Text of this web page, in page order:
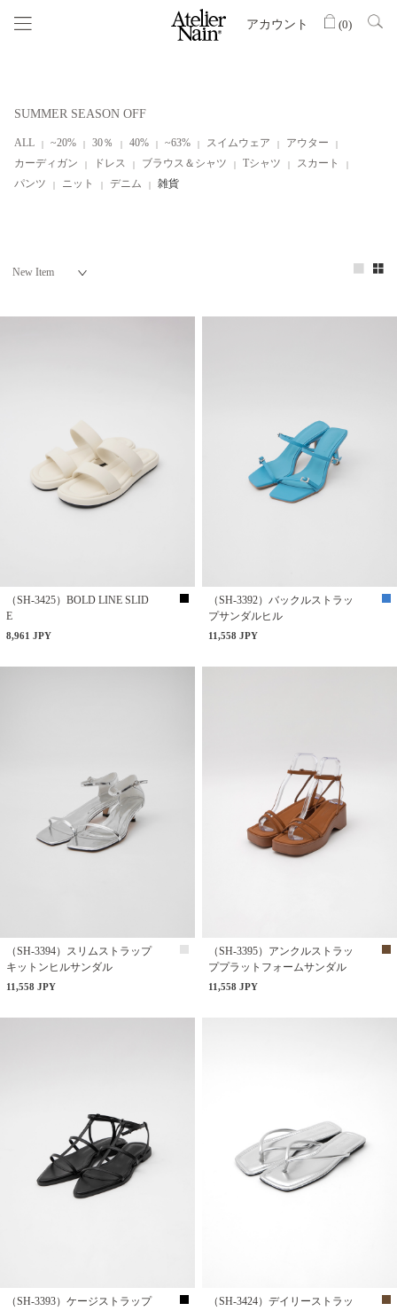
アカウント (0)
SUMMER SEASON OFF
ALL ~20% 30％ 40% ~63% スイムウェア
アウター
カーディガン
ドレス ブラウス＆シャツ Tシャツ
スカート
パンツ
ニット デニム 雑貨
（SH-3425）BOLD LINE SLID
E
8,961 JPY
（SH-3392）バックルストラッ
プサンダルヒル
11,558 JPY
（SH-3394）スリムストラップ
キットンヒルサンダル
11,558 JPY
（SH-3395）アンクルストラッ
ププラットフォームサンダル
11,558 JPY
（SH-3393）ケージストラップ
（SH-3424）デイリーストラッ